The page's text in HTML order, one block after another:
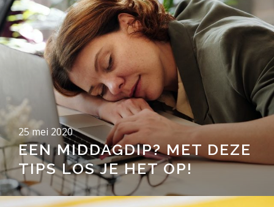
25 mei 2020
EEN MIDDAGDIP? MET DEZE
TIPS LOS JE HET OP!